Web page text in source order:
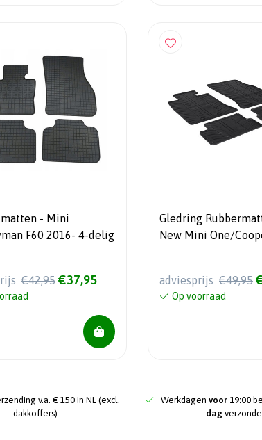
matten - Mini
F60 2016- 4-delig
€42,95 €37,95
Gledring
New Mini One/
adviesprijs €49,95
Op voorraad
v.a. € 150 in NL (excl.
dakkoffers)
Werkdagen voor 19:00
dag